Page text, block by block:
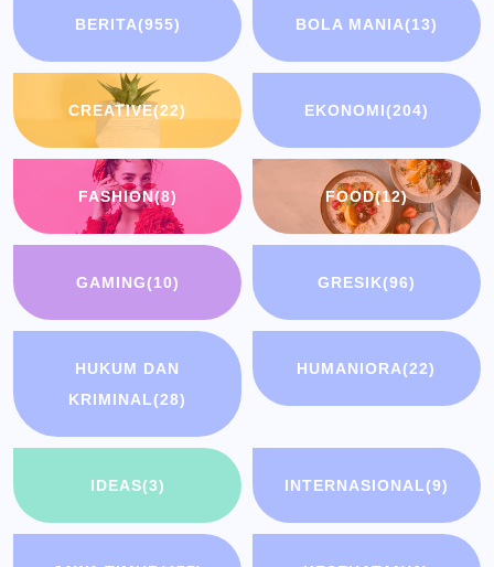
BERITA(955) BOLA MANIA(13)
CREATIVE(22) EKONOMI(204)
FASHION(8) FOOD(12)
GAMING(10) GRESIK(96)
HUKUM DAN
KRIMINAL(28)
HUMANIORA(22)
IDEAS(3) INTERNASIONAL(9)